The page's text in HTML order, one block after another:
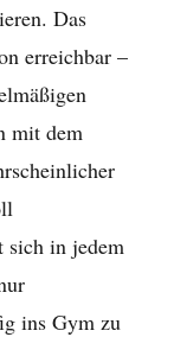
Das
erreichbar –
mit dem
sich in jedem
ins Gym zu